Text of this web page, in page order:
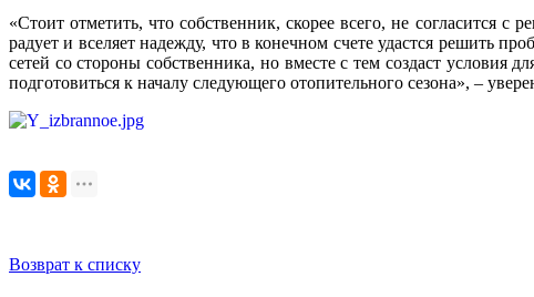
«Стоит отметить, что собственник, скорее всего, не согласится
радует и вселяет надежду, что в конечном счете удастся решить
сетей со стороны собственника, но вместе с тем создаст
подготовиться к началу следующего отопительного сезона», –
Возврат к списку